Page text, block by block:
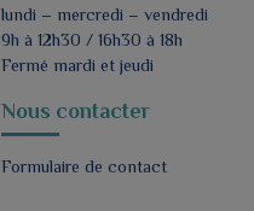
lundi – mercredi – vendredi
9h à 12h30 / 16h30 à 18h
Fermé mardi et jeudi
Nous contacter
Formulaire de contact